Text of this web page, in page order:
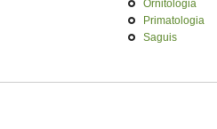
Ornitologia
Primatologia
Saguis